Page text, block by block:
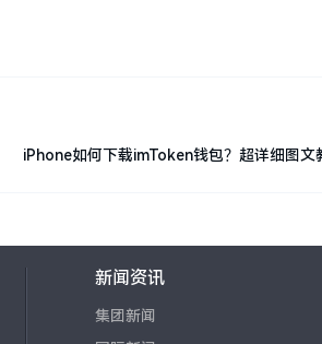
iPhone如何下载imToken钱包？超详细图文
新闻资讯
集团新闻